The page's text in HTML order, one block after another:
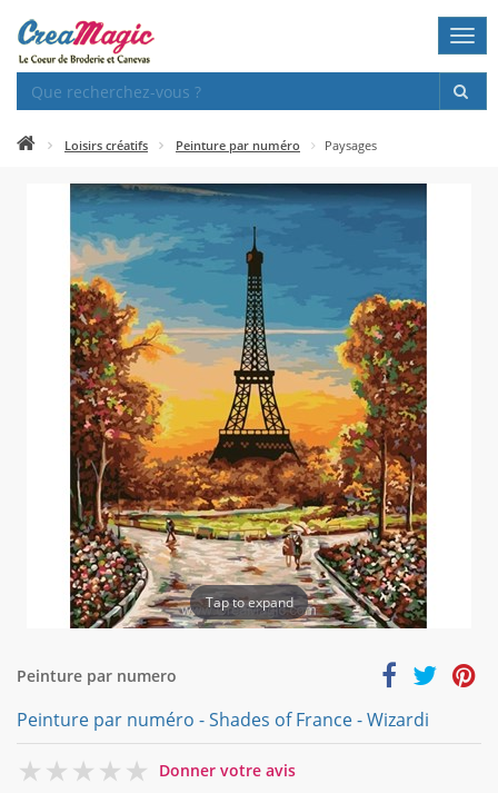
Loisirs créatifs Peinture par numéro Paysages
Tap to expand
Peinture par numero
Peinture par numéro - Shades of France - Wizardi
0
Donner votre avis